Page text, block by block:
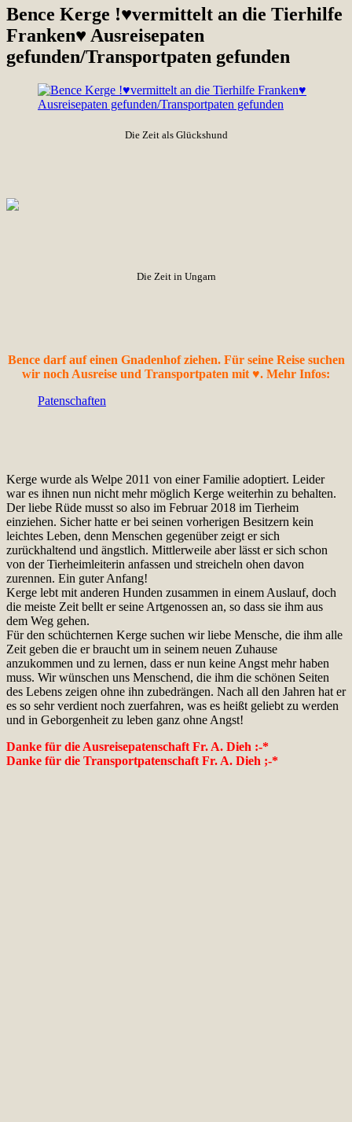
Bence Kerge !♥vermittelt an die Tierhilfe
Franken♥ Ausreisepaten
gefunden/Transportpaten gefunden
Die Zeit als Glückshund
Die Zeit in Ungarn
Bence darf auf einen Gnadenhof ziehen. Für seine Reise suchen
wir noch Ausreise und Transportpaten mit ♥. Mehr Infos:
Patenschaften
Kerge wurde als Welpe 2011 von einer Familie adoptiert. Leider
war es ihnen nun nicht mehr möglich Kerge weiterhin zu behalten.
Der liebe Rüde musst so also im Februar 2018 im Tierheim
einziehen. Sicher hatte er bei seinen vorherigen Besitzern kein
leichtes Leben, denn Menschen gegenüber zeigt er sich
zurückhaltend und ängstlich. Mittlerweile aber lässt er sich schon
von der Tierheimleiterin anfassen und streicheln ohen davon
zurennen. Ein guter Anfang!
Kerge lebt mit anderen Hunden zusammen in einem Auslauf, doch
die meiste Zeit bellt er seine Artgenossen an, so dass sie ihm aus
dem Weg gehen.
Für den schüchternen Kerge suchen wir liebe Mensche, die ihm alle
Zeit geben die er braucht um in seinem neuen Zuhause
anzukommen und zu lernen, dass er nun keine Angst mehr haben
muss. Wir wünschen uns Menschend, die ihm die schönen Seiten
des Lebens zeigen ohne ihn zubedrängen. Nach all den Jahren hat er
es so sehr verdient noch zuerfahren, was es heißt geliebt zu werden
und in Geborgenheit zu leben ganz ohne Angst!
Danke für die Ausreisepatenschaft Fr. A. Dieh :-*
Danke für die Transportpatenschaft Fr. A. Dieh ;-*